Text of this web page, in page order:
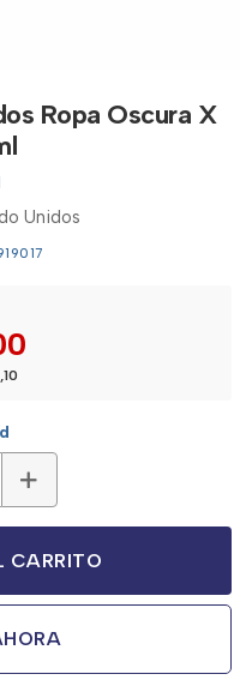
Ropa Oscura X
Unidos
CARRITO